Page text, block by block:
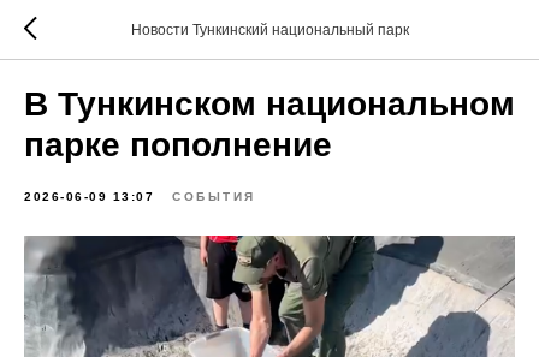
Новости Тункинский национальный парк
В Тункинском национальном
парке пополнение
2026-06-09 13:07 СОБЫТИЯ